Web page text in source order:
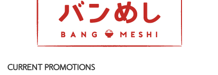
CURRENT PROMOTIONS